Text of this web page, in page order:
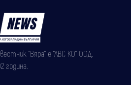
"Вяра" е "АВС КО" ООД,
година.